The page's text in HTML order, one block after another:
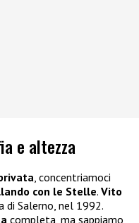
e altezza
, concentriamoci
con le Stelle. Vito
di Salerno, nel 1992.
completa, ma sappiamo